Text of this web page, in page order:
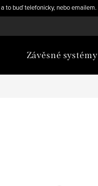
to buď telefonicky, nebo emailem.
Závěsné systémy